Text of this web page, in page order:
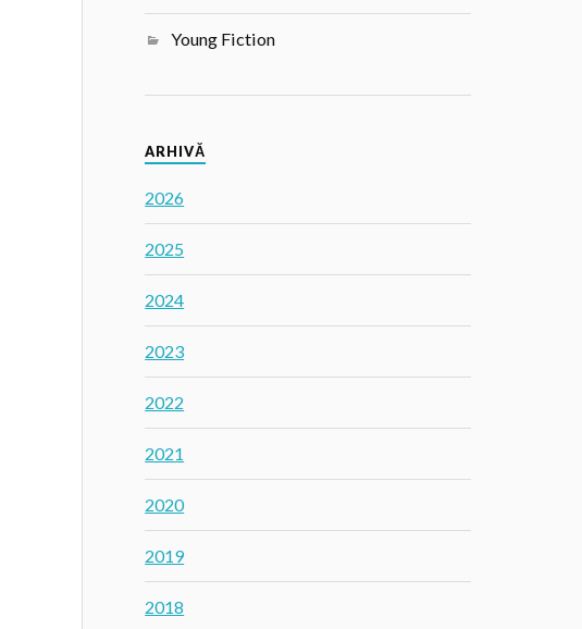
Young Fiction
ARHIVĂ
2026
2025
2024
2023
2022
2021
2020
2019
2018